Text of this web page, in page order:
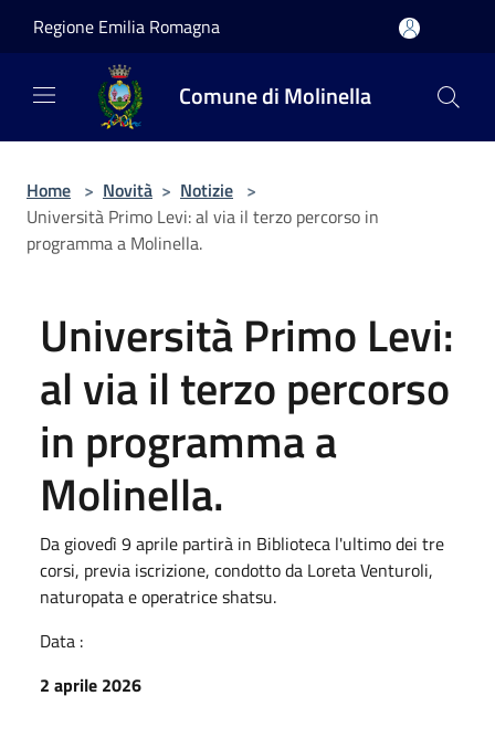
Regione Emilia Romagna
Comune di Molinella
Home > Novità > Notizie >
Università Primo Levi: al via il terzo percorso in
programma a Molinella.
Università Primo Levi:
al via il terzo percorso
in programma a
Molinella.
Da giovedì 9 aprile partirà in Biblioteca l'ultimo dei tre
corsi, previa iscrizione, condotto da Loreta Venturoli,
naturopata e operatrice shatsu.
Data :
2 aprile 2026